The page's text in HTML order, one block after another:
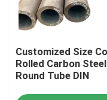
Rura ze stali
Cewka ze stali
Profil ze stali
Customized Size
Rolled Carbon Steel
Round Tube DIN